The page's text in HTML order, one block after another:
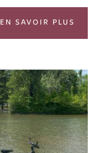
EN SAVOIR PLUS